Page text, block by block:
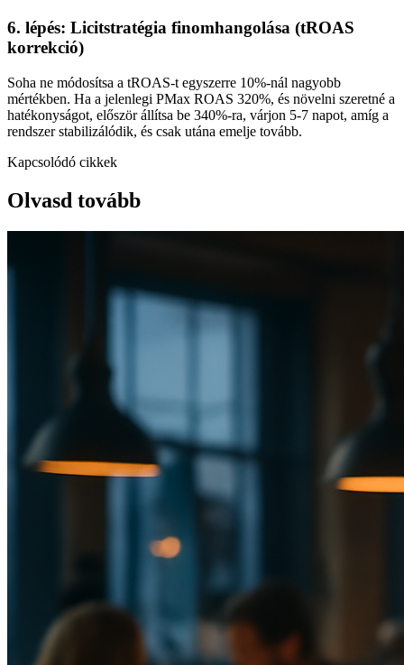
6. lépés: Licitstratégia finomhangolása (tROAS
korrekció)
Soha ne módosítsa a tROAS-t egyszerre 10%-nál nagyobb
mértékben. Ha a jelenlegi PMax ROAS 320%, és növelni szeretné a
hatékonyságot, először állítsa be 340%-ra, várjon 5-7 napot, amíg a
rendszer stabilizálódik, és csak utána emelje tovább.
Kapcsolódó cikkek
Olvasd tovább